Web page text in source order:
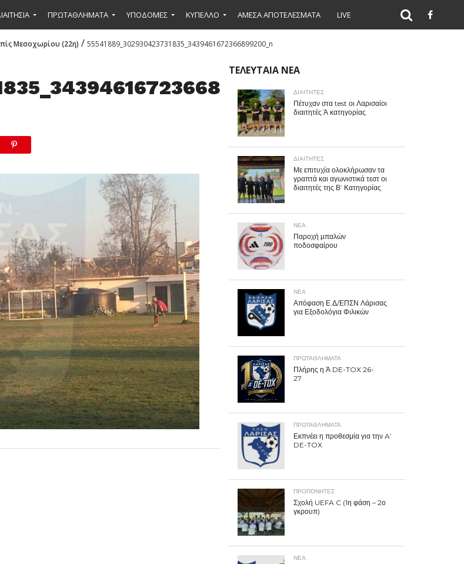
ΠΡΩΤΑΘΛΗΜΑΤΑ ΥΠΟΔΟΜΕΣ ΚΥΠΕΛΛΟ ΑΜΕΣΑ ΑΠΟΤΕΛΕΣΜΑΤΑ LIVE
Μεσοχωρίου (22η) / 55541889_302930423731835_3439461672366899200_n
ΤΕΛΕΥΤΑΙΑ ΝΕΑ
ΔΙΑΙΤΗΤΕΣ
Πέτυχαν στα test οι Λαρισαίοι
διαιτητές Ά κατηγορίας
ΔΙΑΙΤΗΤΕΣ
Με επιτυχία ολοκλήρωσαν τα
γραπτά και αγωνιστικά τεστ οι
διαιτητές της Β’ Κατηγορίας
ΝΕΑ
Παροχή μπαλών
ποδοσφαίρου
ΝΕΑ
Απόφαση Ε.Δ/ΕΠΣΝ Λάρισας
για Εξοδολόγια Φιλικών
ΠΡΩΤΑΘΛΉΜΑΤΑ
Πλήρης η Ά DE-TOX 26-
27
ΠΡΩΤΑΘΛΉΜΑΤΑ
Εκπνέει η προθεσμία για την A’
DE-TOX
ΠΡΟΠΟΝΗΤΈΣ
Σχολή UEFA C (1η φάση – 2ο
γκρουπ)
ΝΕΑ